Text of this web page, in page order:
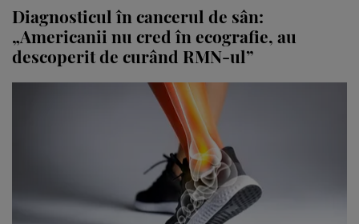
Diagnosticul în cancerul de sân:
„Americanii nu cred în ecografie, au
descoperit de curând RMN-ul”